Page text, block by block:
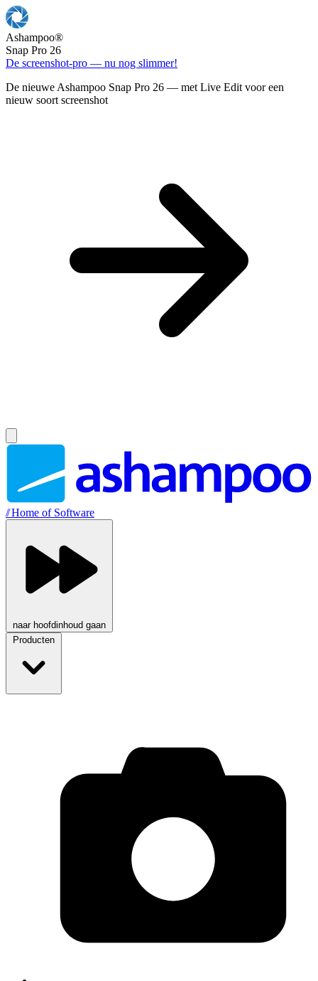
Ashampoo®
Snap Pro 26
De screenshot-pro — nu nog slimmer!
De nieuwe Ashampoo Snap Pro 26 — met Live Edit voor een
nieuw soort screenshot
//Home of Software
naar hoofdinhoud gaan
Producten